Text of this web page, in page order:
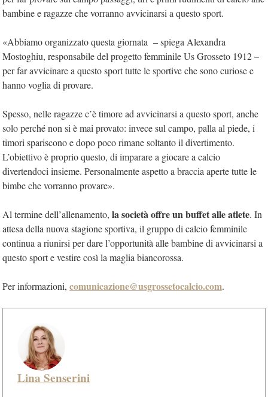
bambine e ragazze che vorranno avvicinarsi a questo sport.
«Abbiamo organizzato questa giornata – spiega Alexandra
Mostoghiu, responsabile del progetto femminile Us Grosseto 1912 –
per far avvicinare a questo sport tutte le sportive che sono curiose e
hanno voglia di provare.
Spesso, nelle ragazze c’è timore ad avvicinarsi a questo sport, anche
solo perché non si è mai provato: invece sul campo, palla al piede, i
timori spariscono e dopo poco rimane soltanto il divertimento.
L’obiettivo è proprio questo, di imparare a giocare a calcio
divertendoci insieme. Personalmente aspetto a braccia aperte tutte le
bimbe che vorranno provare».
Al termine dell’allenamento, la società offre un buffet alle atlete. In
attesa della nuova stagione sportiva, il gruppo di calcio femminile
continua a riunirsi per dare l’opportunità alle bambine di avvicinarsi a
questo sport e vestire così la maglia biancorossa.
Per informazioni, comunicazione@usgrossetocalcio.com.
Lina Senserini